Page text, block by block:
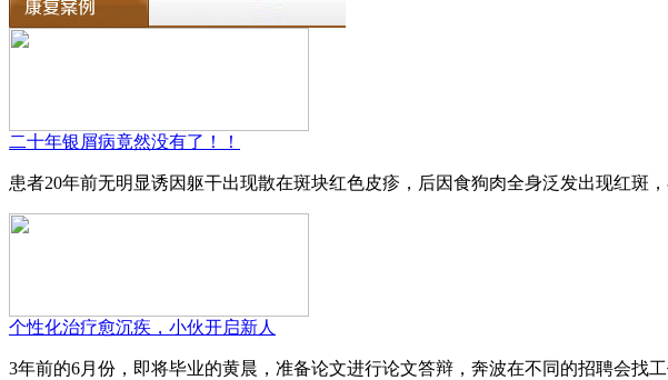
二十年银屑病竟然没有了！！
患者20年前无明显诱因躯干出现散在斑块红色皮疹，后因食狗肉全身泛发出现红斑
个性化治疗愈沉疾，小伙开启新人
3年前的6月份，即将毕业的黄晨，准备论文进行论文答辩，奔波在不同的招聘会找